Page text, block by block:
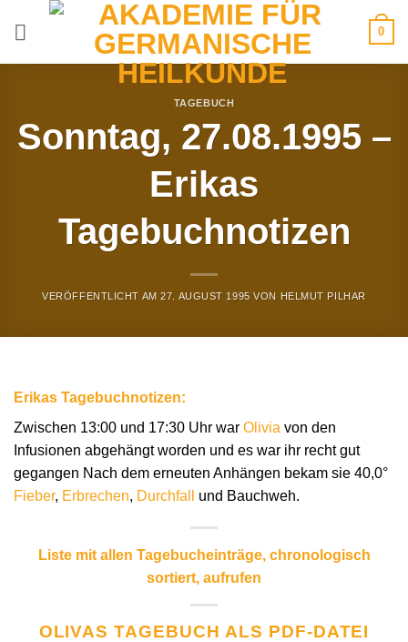
0
TAGEBUCH
Sonntag, 27.08.1995 –
Erikas
Tagebuchnotizen
VERÖFFENTLICHT AM27. AUGUST 1995 VON HELMUT PILHAR
Erikas Tagebuchnotizen:
Zwischen 13:00 und 17:30 Uhr war Olivia von den
Infusionen abgehängt worden und es war ihr recht gut
gegangen Nach dem erneuten Anhängen bekam sie 40,0°
Fieber, Erbrechen, Durchfall und Bauchweh.
Liste mit allen Tagebucheinträge, chronologisch
sortiert, aufrufen
OLIVAS TAGEBUCH ALS PDF-DATEI